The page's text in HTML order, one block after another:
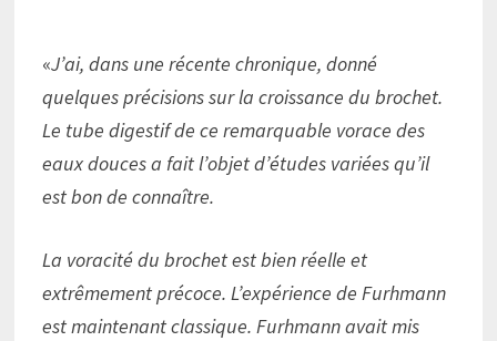
«J’ai, dans une récente chronique, donné
quelques précisions sur la croissance du brochet.
Le tube digestif de ce remarquable vorace des
eaux douces a fait l’objet d’études variées qu’il
est bon de connaître.
La voracité du brochet est bien réelle et
extrêmement précoce. L’expérience de Furhmann
est maintenant classique. Furhmann avait mis